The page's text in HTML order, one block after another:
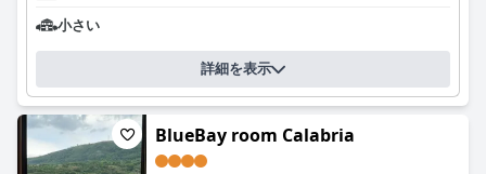
小さい
詳細を表示
BlueBay room Calabria